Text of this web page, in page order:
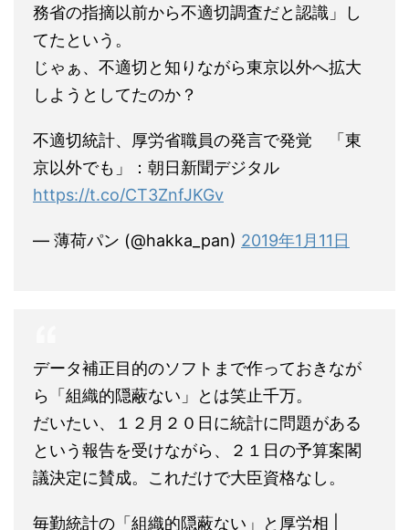
務省の指摘以前から不適切調査だと認識」し
てたという。
じゃぁ、不適切と知りながら東京以外へ拡大
しようとしてたのか？
不適切統計、厚労省職員の発言で発覚 「東
京以外でも」：朝日新聞デジタル
https://t.co/CT3ZnfJKGv
— 薄荷パン (@hakka_pan) 2019年1月11日
データ補正目的のソフトまで作っておきなが
ら「組織的隠蔽ない」とは笑止千万。
だいたい、１２月２０日に統計に問題がある
という報告を受けながら、２１日の予算案閣
議決定に賛成。これだけで大臣資格なし。
毎勤統計の「組織的隠蔽ない」と厚労相 |